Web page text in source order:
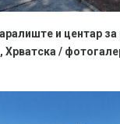
и центар за
Хрватска /